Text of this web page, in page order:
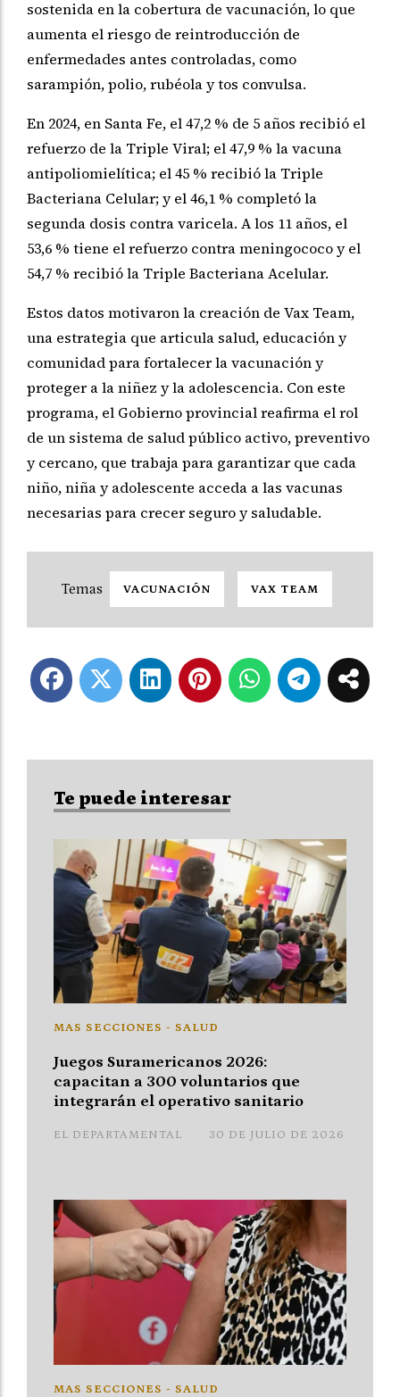
sostenida en la cobertura de vacunación, lo que
aumenta el riesgo de reintroducción de
enfermedades antes controladas, como
sarampión, polio, rubéola y tos convulsa.
En 2024, en Santa Fe, el 47,2 % de 5 años recibió el
refuerzo de la Triple Viral; el 47,9 % la vacuna
antipoliomielítica; el 45 % recibió la Triple
Bacteriana Celular; y el 46,1 % completó la
segunda dosis contra varicela. A los 11 años, el
53,6 % tiene el refuerzo contra meningococo y el
54,7 % recibió la Triple Bacteriana Acelular.
Estos datos motivaron la creación de Vax Team,
una estrategia que articula salud, educación y
comunidad para fortalecer la vacunación y
proteger a la niñez y la adolescencia. Con este
programa, el Gobierno provincial reafirma el rol
de un sistema de salud público activo, preventivo
y cercano, que trabaja para garantizar que cada
niño, niña y adolescente acceda a las vacunas
necesarias para crecer seguro y saludable.
VACUNACIÓN VAX TEAM
Te puede interesar
Juegos Suramericanos 2026:
capacitan a 300 voluntarios que
integrarán el operativo sanitario
EL DEPARTAMENTAL
MAS SECCIONES - SALUD
30 DE JULIO DE 2026
MAS SECCIONES - SALUD